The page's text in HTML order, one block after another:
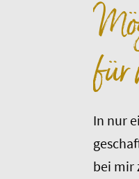
für
In nur
bei mir